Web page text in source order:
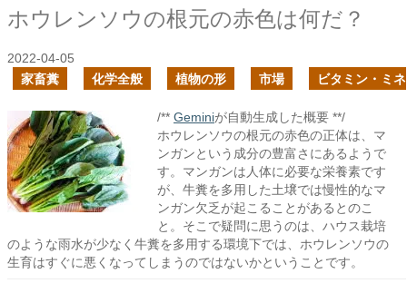
ホウレンソウの根元の赤色は何だ？
2022-04-05
家畜糞
化学全般 植物の形 市場 ビタミン・ミ
/** Geminiが自動生成した概要 **/
ホウレンソウの根元の赤色の正体は、マ
ンガンという成分の豊富さにあるようで
す。マンガンは人体に必要な栄養素です
が、牛糞を多用した土壌では慢性的なマ
ンガン欠乏が起こることがあるとのこ
と。そこで疑問に思うのは、ハウス栽培
のような雨水が少なく牛糞を多用する環境下では、ホウレンソウの
生育はすぐに悪くなってしまうのではないかということです。